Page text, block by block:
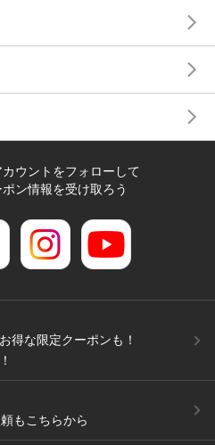
ウントをフォローして
ン情報を受け取ろう
得な限定クーポンも！
もこちらから